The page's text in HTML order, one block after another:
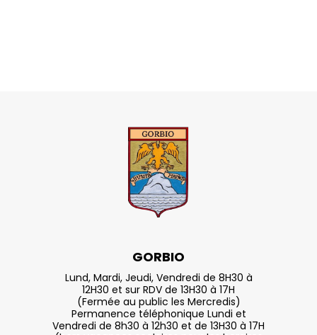
GORBIO
Lund, Mardi, Jeudi, Vendredi de 8H30 à
12H30 et sur RDV de 13H30 à 17H
(Fermée au public les Mercredis)
Permanence téléphonique Lundi et
Vendredi de 8h30 à 12h30 et de 13H30 à 17H